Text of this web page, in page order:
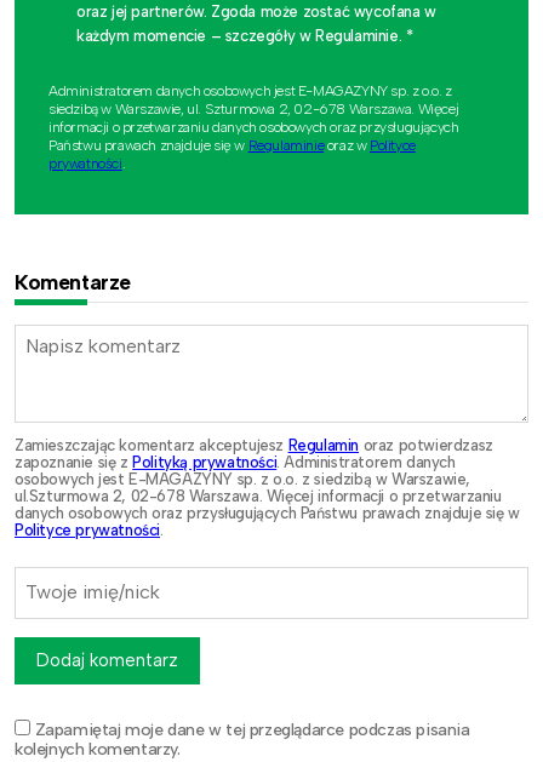
oraz jej partnerów. Zgoda może zostać wycofana w
każdym momencie – szczegóły w Regulaminie. *
Administratorem danych osobowych jest E-MAGAZYNY sp. z o.o. z
siedzibą w Warszawie, ul. Szturmowa 2, 02-678 Warszawa. Więcej
informacji o przetwarzaniu danych osobowych oraz przysługujących
Państwu prawach znajduje się w Regulaminieoraz w Polityce
prywatności.
Komentarze
Zamieszczając komentarz akceptujesz Regulamin oraz potwierdzasz
zapoznanie się zPolityką prywatności . Administratorem danych
osobowych jest E-MAGAZYNY sp. z o.o. z siedzibą w Warszawie,
ul.Szturmowa 2, 02-678 Warszawa. Więcej informacji o przetwarzaniu
danych osobowych oraz przysługujących Państwu prawach znajduje się w
Polityce prywatności
Zapamiętaj moje dane w tej przeglądarce podczas pisania
kolejnych komentarzy.
Dodaj komentarz